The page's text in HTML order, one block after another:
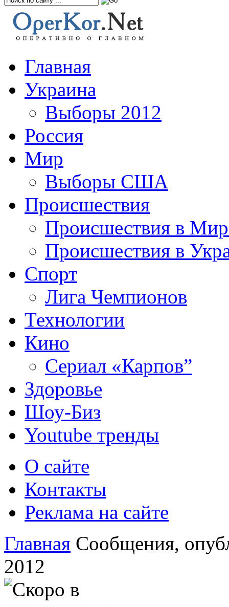
Главная
Украина
Выборы 2012
Россия
Мир
Выборы США
Происшествия
Происшествия в
Происшествия в
Спорт
Лига Чемпионов
Технологии
Кино
Сериал «Карпов”
Здоровье
Шоу-Биз
Youtube тренды
О сайте
Контакты
Реклама на сайте
Главная Сообщения,
2012